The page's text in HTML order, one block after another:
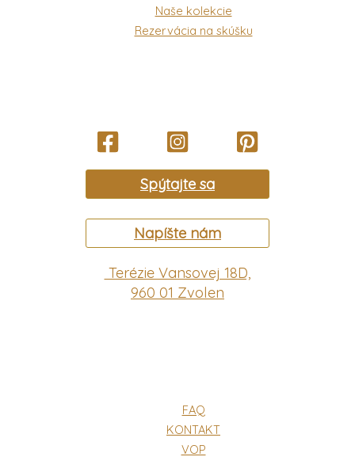
Naše kolekcie
Rezervácia na skúšku
Spýtajte sa
Napíšte nám
Terézie Vansovej 18D,
960 01 Zvolen
FAQ
KONTAKT
VOP